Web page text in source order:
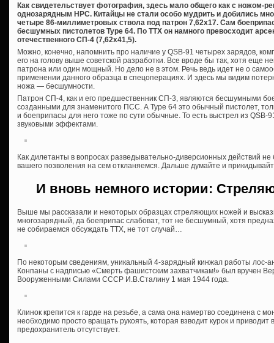
Как свидетельствует фотография, здесь мало общего как с ножом-
однозарядным НРС. Китайцы не стали особо мудрить и добились
четыре 86-миллиметровых ствола под патрон 7,62х17. Сам
бесшумных пистолетов Type 64. По ТТХ он намного превосходит
отечественного СП-4 (7,62х41,5).
Можно, конечно, напомнить про наличие у QSB-91 четырех зарядов,
его на голову выше советской разработки. Все вроде бы так, хотя еще
патрона или один мощный. Но дело не в этом. Речь ведь идет не о
применении данного образца в спецоперациях. И здесь мы видим
ножа — бесшумности.
Патрон СП-4, как и его предшественник СП-3, являются бесшумными
созданными для знаменитого ПСС. А Type 64 это обычный пистолет,
и боеприпасы для него тоже по сути обычные. То есть выстрел из QSB-
звуковыми эффектами.
Как дилетанты в вопросах разведывательно-диверсионных действий
вашего позволения на сем откланяемся. Дальше думайте и
И вновь немного истории:
Выше мы рассказали и некоторых образцах стреляющих ножей и
многозарядный, да боеприпас слабоват, тот не бесшумный, хотя
не собираемся обсуждать ТТХ, не тот случай…
По некоторым сведениям, уникальный 4-зарядный кинжал работы лос-
Конпаны с надписью «Смерть фашистским захватчикам!» был вручен
Вооруженными Силами СССР И.В.Сталину 1 мая 1944 года.
Клинок крепится к гарде на резьбе, а сама она намертво соединена с
необходимо просто вращать рукоять, которая взводит курок и приводит
предохранитель отсутствует.